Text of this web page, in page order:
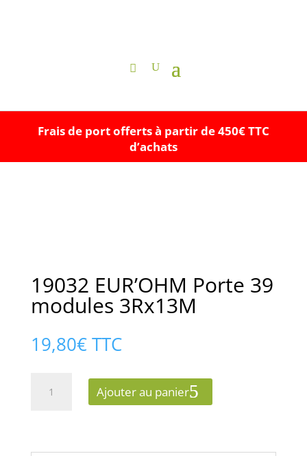
Frais de port offerts à partir de 450€ TTC
d’achats
19032 EUR’OHM Porte 39
modules 3Rx13M
19,80€ TTC
Ajouter au panier